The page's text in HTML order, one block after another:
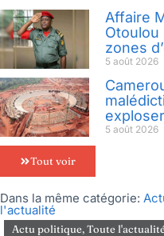
Affaire
Otoulou
zones
5 août 2026
5 août 2026
Tout voir
Dans la même catégorie:
l'actualité
Actu politique,Toute